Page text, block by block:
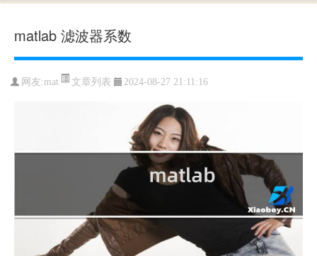
matlab 滤波器系数
网友:mat 文章列表 2024-08-27 21:11:16